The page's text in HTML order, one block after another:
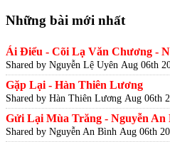
Những bài mới nhất
Ái Điểu - Cõi Lạ Văn Chương -
Shared by Nguyễn Lệ Uyên Aug 06th
Gặp Lại - Hàn Thiên Lương
Shared by Hàn Thiên Lương Aug 06th
Gửi Lại Mùa Trăng - Nguyễn An
Shared by Nguyễn An Bình Aug 06th